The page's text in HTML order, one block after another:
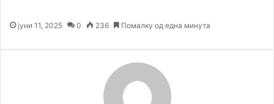
јуни 11, 2025 0 236 Помалку од една минута